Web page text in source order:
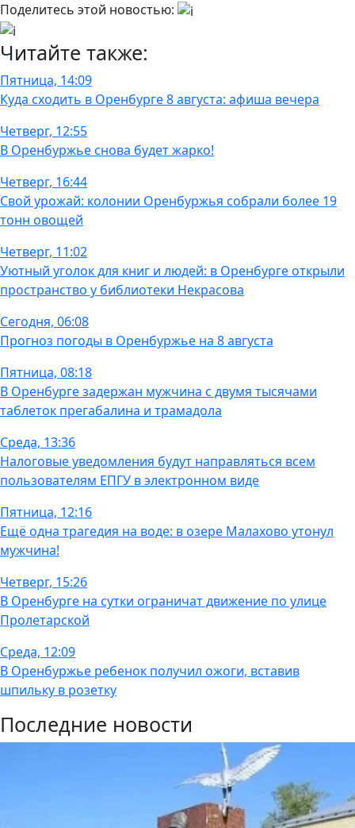
Поделитесь этой новостью:
Читайте также:
Пятница, 14:09
Куда сходить в Оренбурге 8 августа: афиша вечера
Четверг, 12:55
В Оренбуржье снова будет жарко!
Четверг, 16:44
Свой урожай: колонии Оренбуржья собрали более 19
тонн овощей
Четверг, 11:02
Уютный уголок для книг и людей: в Оренбурге открыли
пространство у библиотеки Некрасова
Сегодня, 06:08
Прогноз погоды в Оренбуржье на 8 августа
Пятница, 08:18
В Оренбурге задержан мужчина с двумя тысячами
таблеток прегабалина и трамадола
Среда, 13:36
Налоговые уведомления будут направляться всем
пользователям ЕПГУ в электронном виде
Пятница, 12:16
Ещё одна трагедия на воде: в озере Малахово утонул
мужчина!
Четверг, 15:26
В Оренбурге на сутки ограничат движение по улице
Пролетарской
Среда, 12:09
В Оренбуржье ребенок получил ожоги, вставив
шпильку в розетку
Последние новости